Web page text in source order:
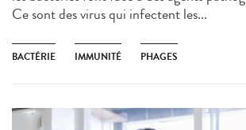
Ce sont des virus qui infectent les...
BACTÉRIE IMMUNITÉ PHAGES